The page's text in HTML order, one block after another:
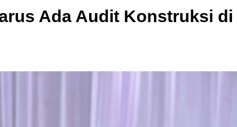
Ada Audit Konstruksi di